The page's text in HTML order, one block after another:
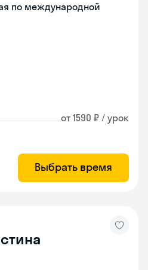
по международной
от 1590 ₽ / урок
Выбрать время